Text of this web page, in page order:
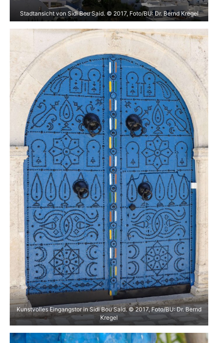
Stadtansicht von Sidi Bou Said. © 2017, Foto/BU: Dr. Bernd Kregel
Kunstvolles Eingangstor in Sidi Bou Said. © 2017, Foto/BU: Dr. Bernd
Kregel